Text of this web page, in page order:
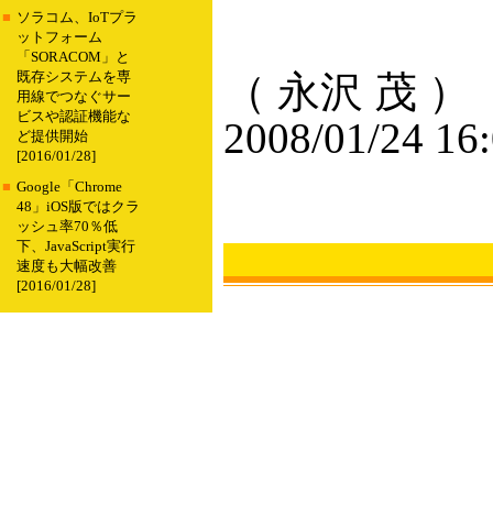
■ ソラコム、IoTプラ
ットフォーム
「SORACOM」と
既存システムを専
用線でつなぐサー
ビスや認証機能な
ど提供開始
[2016/01/28]
■ Google「Chrome
48」iOS版ではクラ
ッシュ率70％低
下、JavaScript実行
速度も大幅改善
[2016/01/28]
（ 永沢 茂 ）
2008/01/24